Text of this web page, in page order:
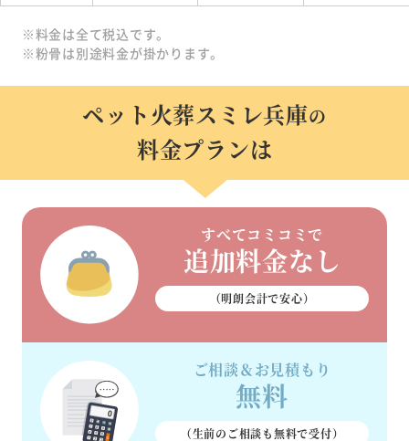
※料金は全て税込です。
※粉骨は別途料金が掛かります。
ペット火葬スミレ兵庫の
料金プランは
すべてコミコミで
追加料金なし
（明朗会計で安心）
ご相談＆お見積もり
無料
（生前のご相談も無料で受付）